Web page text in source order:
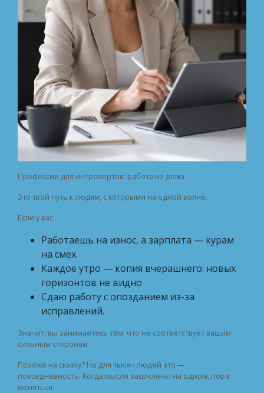
Профессии для интровертов: работа из дома
Это твой путь к людям, с которыми на одной волне.
Если у вас:
Работаешь на износ, а зарплата — курам
на смех.
Каждое утро — копия вчерашнего: новых
горизонтов не видно
Сдаю работу с опозданием из-за
исправлений.
Значит, вы занимаетесь тем, что не соответствует вашим
сильным сторонам.
Похоже на сказку? Но для тысяч людей это —
повседневность. Когда мысли зациклены на одном, пора
меняться.